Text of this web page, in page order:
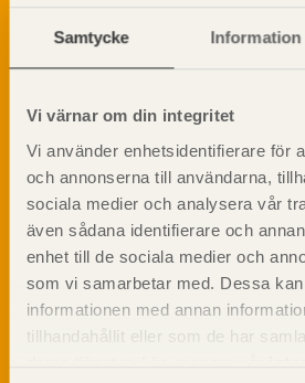
Samtycke Information
Vi värnar om din integritet
Vi använder enhetsidentifierare för
och annonserna till användarna,
sociala medier och analysera vår
även sådana identifierare och
enhet till de sociala medier och
som vi samarbetar med. Dessa
informationen med annan
tillhandahållit eller som de har
informationsutskick!